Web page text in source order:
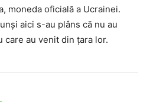
moneda oficială a Ucrainei.
aici s-au plâns că nu au
care au venit din țara lor.